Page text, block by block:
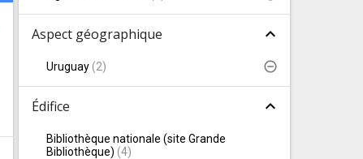
Aspect géographique expand_less
Uruguay (2)
Édifice expand_less
Bibliothèque nationale (site Grande
Bibliothèque) (4)